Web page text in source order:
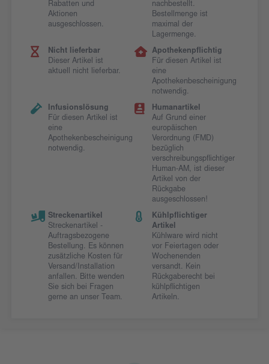
Rabatten und
Aktionen
ausgeschlossen.
nachbestellt.
Bestellmenge ist
maximal der
Lagermenge.
Nicht lieferbar
Dieser Artikel ist
aktuell nicht lieferbar.
Apothekenpflichtig
Für diesen Artikel ist
eine
Apothekenbescheinigung
notwendig.
Infusionslösung
Für diesen Artikel ist
eine
Apothekenbescheinigung
notwendig.
Humanartikel
Auf Grund einer
europäischen
Verordnung (FMD)
bezüglich
verschreibungspflichtiger
Human-AM, ist dieser
Artikel von der
Rückgabe
ausgeschlossen!
Streckenartikel
Streckenartikel -
Auftragsbezogene
Bestellung. Es können
zusätzliche Kosten für
Versand/Installation
anfallen. Bitte wenden
Sie sich bei Fragen
gerne an unser Team.
Kühlpflichtiger
Artikel
Kühlware wird nicht
vor Feiertagen oder
Wochenenden
versandt. Kein
Rückgaberecht bei
kühlpflichtigen
Artikeln.